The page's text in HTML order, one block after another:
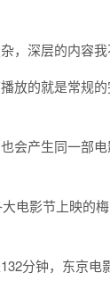
，深层的内容我
放的就是常规
会产生同一部
电影节上映的
分钟，东京电